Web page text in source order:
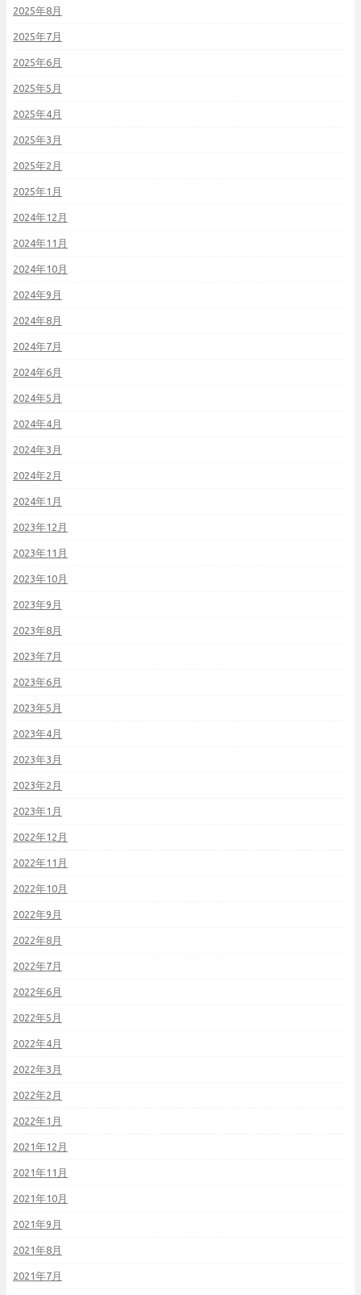
2025年8月
2025年7月
2025年6月
2025年5月
2025年4月
2025年3月
2025年2月
2025年1月
2024年12月
2024年11月
2024年10月
2024年9月
2024年8月
2024年7月
2024年6月
2024年5月
2024年4月
2024年3月
2024年2月
2024年1月
2023年12月
2023年11月
2023年10月
2023年9月
2023年8月
2023年7月
2023年6月
2023年5月
2023年4月
2023年3月
2023年2月
2023年1月
2022年12月
2022年11月
2022年10月
2022年9月
2022年8月
2022年7月
2022年6月
2022年5月
2022年4月
2022年3月
2022年2月
2022年1月
2021年12月
2021年11月
2021年10月
2021年9月
2021年8月
2021年7月